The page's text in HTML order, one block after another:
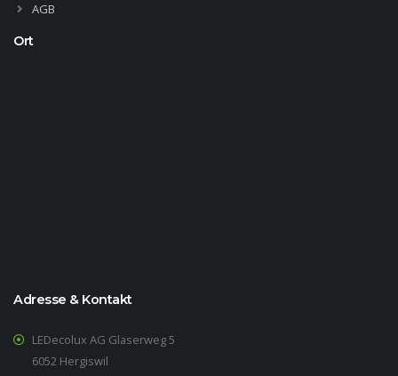
AGB
Ort
Adresse & Kontakt
LEDecolux AG Glaserweg 5
6052 Hergiswil